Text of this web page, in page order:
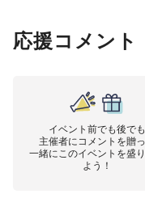
応援コメント
イベント前でも後でも
主催者にコメントを贈
一緒にこのイベントを盛
よう！